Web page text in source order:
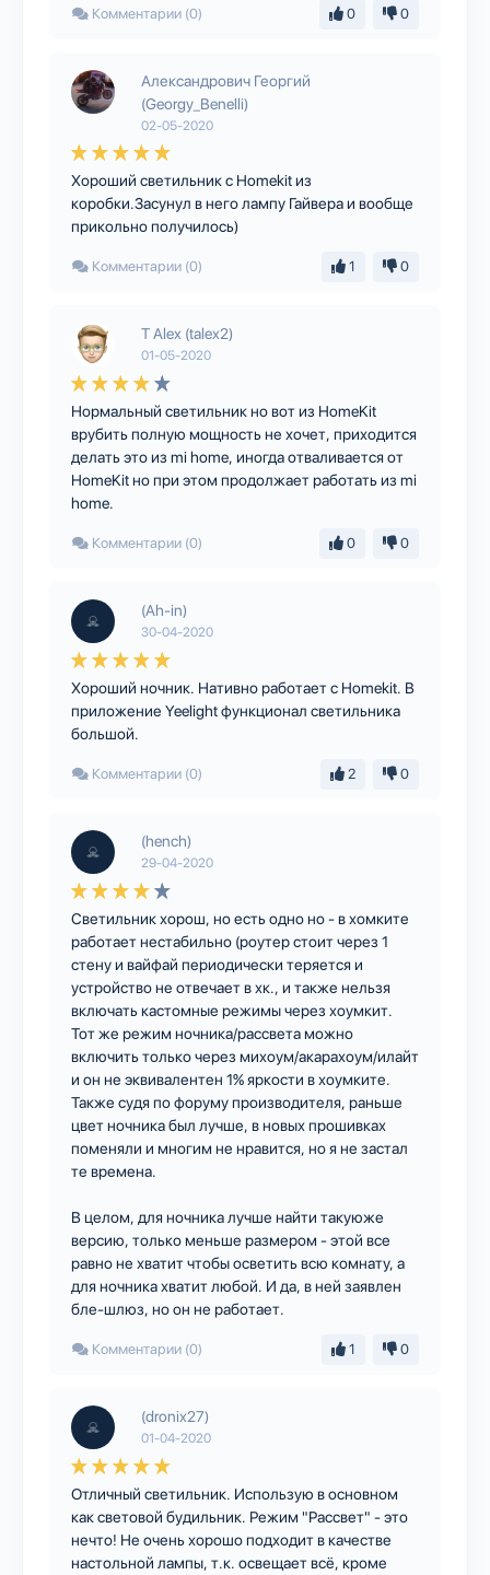
Комментарии (0) 0 0
Александрович Георгий
(Georgy_Benelli)
02-05-2020
Хороший светильник с Homekit из
коробки.Засунул в него лампу Гайвера и вообще
прикольно получилось)
Комментарии (0) 1 0
T Alex (talex2)
01-05-2020
Нормальный светильник но вот из HomeKit
врубить полную мощность не хочет, приходится
делать это из mi home, иногда отваливается от
HomeKit но при этом продолжает работать из mi
home.
Комментарии (0) 0 0
(Ah-in)
30-04-2020
Хороший ночник. Нативно работает с Homekit. В
приложение Yeelight функционал светильника
большой.
Комментарии (0) 2 0
(hench)
29-04-2020
Светильник хорош, но есть одно но - в хомките
работает нестабильно (роутер стоит через 1
стену и вайфай периодически теряется и
устройство не отвечает в хк., и также нельзя
включать кастомные режимы через хоумкит.
Тот же режим ночника/рассвета можно
включить только через михоум/акарахоум/илайт
и он не эквивалентен 1% яркости в хоумките.
Также судя по форуму производителя, раньше
цвет ночника был лучше, в новых прошивках
поменяли и многим не нравится, но я не застал
те времена.
В целом, для ночника лучше найти такуюже
версию, только меньше размером - этой все
равно не хватит чтобы осветить всю комнату, а
для ночника хватит любой. И да, в ней заявлен
бле-шлюз, но он не работает.
Комментарии (0) 1 0
(dronix27)
01-04-2020
Отличный светильник. Использую в основном
как световой будильник. Режим "Рассвет" - это
нечто! Не очень хорошо подходит в качестве
настольной лампы, т.к. освещает всё, кроме